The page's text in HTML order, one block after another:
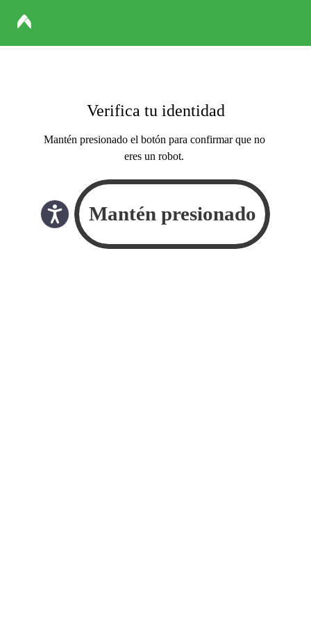
Verifica tu identidad
Mantén presionado el botón para confirmar que no
eres un robot.